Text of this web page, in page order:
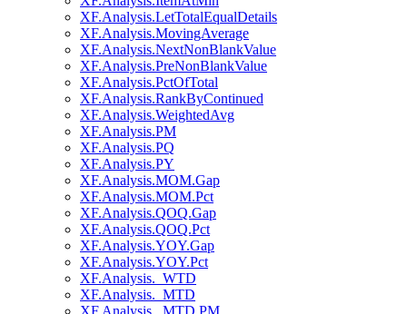
XF.Analysis.LetTotalEqualDetails
XF.Analysis.MovingAverage
XF.Analysis.NextNonBlankValue
XF.Analysis.PreNonBlankValue
XF.Analysis.PctOfTotal
XF.Analysis.RankByContinued
XF.Analysis.WeightedAvg
XF.Analysis.PM
XF.Analysis.PQ
XF.Analysis.PY
XF.Analysis.MOM.Gap
XF.Analysis.MOM.Pct
XF.Analysis.QOQ.Gap
XF.Analysis.QOQ.Pct
XF.Analysis.YOY.Gap
XF.Analysis.YOY.Pct
XF.Analysis._WTD
XF.Analysis._MTD